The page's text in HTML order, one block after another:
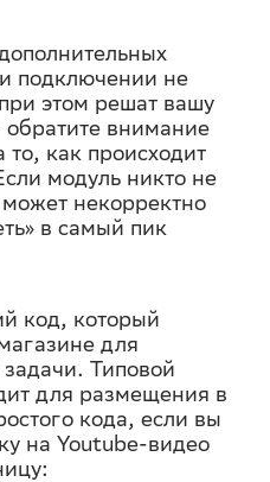
подключении не
этом решат вашу
внимание
то, как происходит
модуль никто не
некорректно
в самый пик
код, который
для
Типовой
для размещения в
кода, если вы
на Youtube-видео